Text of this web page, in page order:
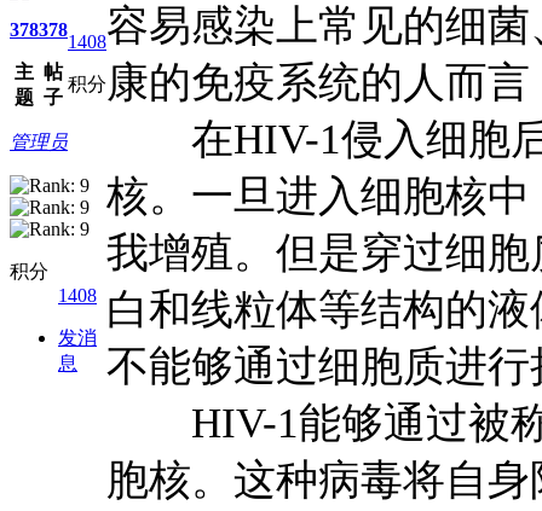
378
主
题
378
帖
子
1408
积分
管理员
积分
1408
发消
息
容易感染上常见的细
康的免疫系统的人而
在HIV-1侵入细胞后
核。一旦进入细胞核
我增殖。但是穿过细
白和线粒体等结构的
不能够通过细胞质进行
HIV-1能够通过被称
胞核。这种病毒将自